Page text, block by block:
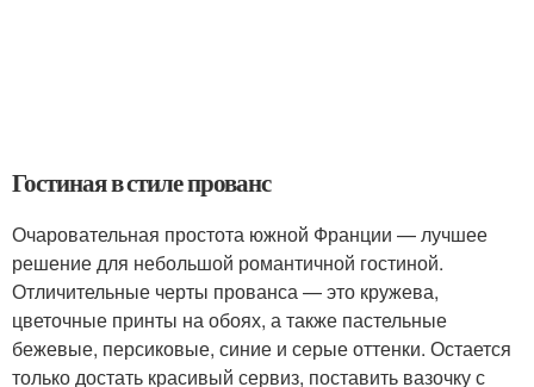
Гостиная в стиле прованс
Очаровательная простота южной Франции — лучшее
решение для небольшой романтичной гостиной.
Отличительные черты прованса — это кружева,
цветочные принты на обоях, а также пастельные
бежевые, персиковые, синие и серые оттенки. Остается
только достать красивый сервиз, поставить вазочку с